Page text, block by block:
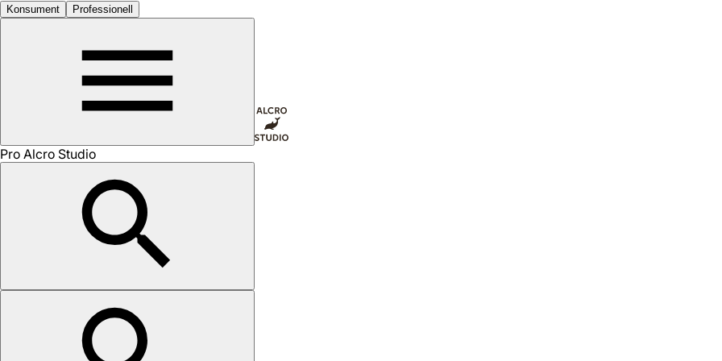
Konsument Professionell
Pro Alcro Studio